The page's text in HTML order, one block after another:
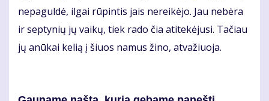
ne­pa­gul­dė, il­gai rū­pin­tis jais ne­rei­kė­jo. Jau ne­bė­ra
ir sep­ty­nių jų vai­kų, tiek ra­do čia ati­te­kė­ju­si. Ta­čiau
jų anū­kai ke­lią į šiuos na­mus ži­no, at­va­žiuo­ja.